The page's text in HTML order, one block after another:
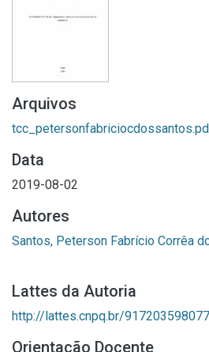
Arquivos
Data
2019-08-02
Autores
Santos, Peterson Fabrício Corrêa
Lattes da Autoria
http://lattes.cnpq.br/
Orientação Docente